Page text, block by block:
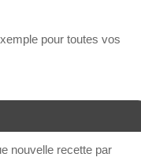
pour toutes vos
nouvelle recette par